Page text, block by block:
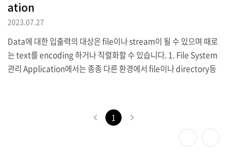
는지를 ..
ation
2023.07.27
Data에 대한 입출력의 대상은 file이나 stream이 될 수 있으며 때로
는 text를 encoding 하거나 직렬화할 수 있습니다. 1. File System
관리 Application에서는 종종 다른 환경에서 file이나 directory등
다. (1) cross-platform 환경및 filesystem 우선 cross-platform
환경을 처리하는 방법과 Windows와 Linux 또는 macOS사이의 차
이점에 대해 알아보고자 합니다. Windows와 macOS 그리고 Linux
1